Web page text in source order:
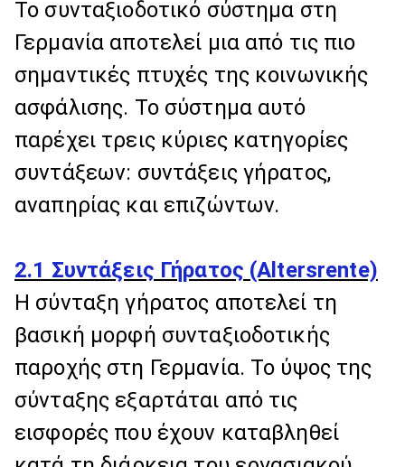
Το συνταξιοδοτικό σύστημα στη
Γερμανία αποτελεί μια από τις πιο
σημαντικές πτυχές της κοινωνικής
ασφάλισης. Το σύστημα αυτό
παρέχει τρεις κύριες κατηγορίες
συντάξεων: συντάξεις γήρατος,
αναπηρίας και επιζώντων.
2.1 Συντάξεις Γήρατος (Altersrente)
Η σύνταξη γήρατος αποτελεί τη
βασική μορφή συνταξιοδοτικής
παροχής στη Γερμανία. Το ύψος της
σύνταξης εξαρτάται από τις
εισφορές που έχουν καταβληθεί